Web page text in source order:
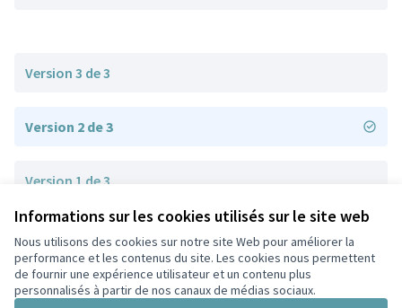
Informations sur les cookies utilisés sur le site web
Nous utilisons des cookies sur notre site Web pour améliorer la
performance et les contenus du site. Les cookies nous permettent
de fournir une expérience utilisateur et un contenu plus
personnalisés à partir de nos canaux de médias sociaux.
Version 3 de 3
Version 2 de 3
Version 1 de 3
Conditions d'utilisation
Paramètres des cookies
Participez Villeurbanne sur X
Participez Villeurbanne sur Facebook
Participez Villeurbanne sur Instagram
Participez Villeurbanne sur YouTube